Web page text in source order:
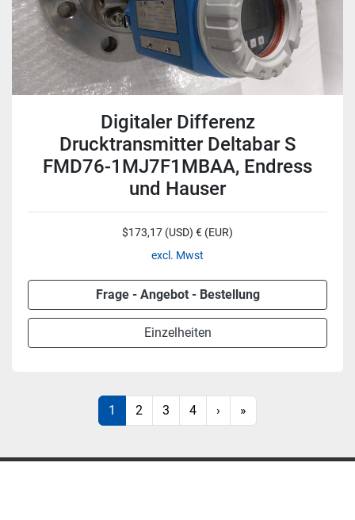
Digitaler Differenz
Drucktransmitter Deltabar S
FMD76-1MJ7F1MBAA, Endress
und Hauser
$173,17 (USD) € (EUR)
excl. Mwst
Frage - Angebot - Bestellung
Einzelheiten
1 2 3 4 › »